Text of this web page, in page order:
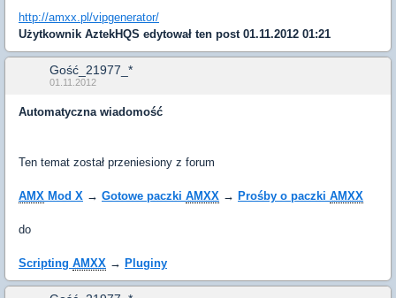
http://amxx.pl/vipgenerator/
Użytkownik AztekHQS edytował ten post 01.11.2012 01:21
Gość_21977_*
01.11.2012
Automatyczna wiadomość
Ten temat został przeniesiony z forum
AMX Mod X → Gotowe paczki AMXX → Prośby o paczki AMXX
do
Scripting AMXX → Pluginy